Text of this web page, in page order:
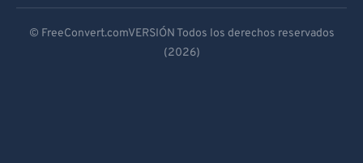
Español
© FreeConvert.comVERSIÓN Todos los derechos reservados
(2026)